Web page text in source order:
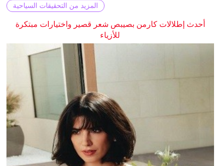
المزيد من التحقيقات السياحية
أحدث إطلالات كارمن بصيبص شعر قصير واختيارات مبتكرة
للأزياء